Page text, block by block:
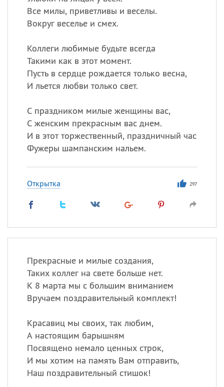
Все милы, приветливы и веселы.
Вокруг веселье и смех.
Коллеги любимые будьте всегда
Такими как в этот момент.
Пусть в сердце рождается только весна,
И льется любви только свет.
С праздником милые женщины вас,
С женским прекрасным вас днем.
И в этот торжественный, праздничный час
Фужеры шампанским нальем.
Открытка 297
Прекрасные и милые создания,
Таких коллег на свете больше нет.
К 8 марта мы с большим вниманием
Вручаем поздравительный комплект!
Красавиц мы своих, так любим,
А настоящим барышням
Посвящено немало ценных строк,
И мы хотим на память Вам отправить,
Наш поздравительный стишок!